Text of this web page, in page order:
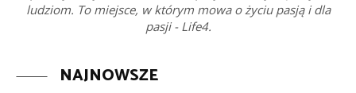
ludziom. To miejsce, w którym mowa o życiu pasją i dla
pasji - Life4.
NAJNOWSZE